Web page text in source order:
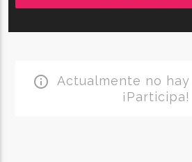
info_outline Actualmente no
¡Participa!